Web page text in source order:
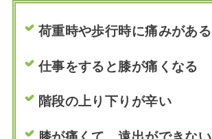
荷重時や歩行時に痛みがある
仕事をすると膝が痛くなる
階段の上り下りが辛い